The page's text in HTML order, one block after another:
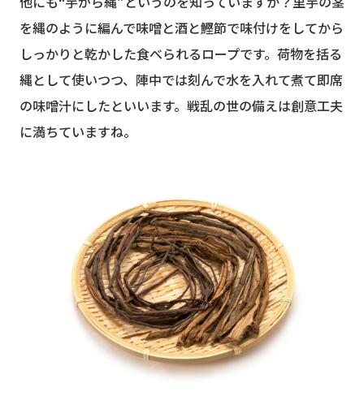
を縄のように編んで味噌と酒と鰹節で味付けをしてから
しっかりと乾かした食べられるロープです。荷物を括る
縄として使いつつ、陣中では刻んで水を入れて煮て即席
の味噌汁にしたといいます。戦乱の世の備えは創意工夫
に満ちていますね。